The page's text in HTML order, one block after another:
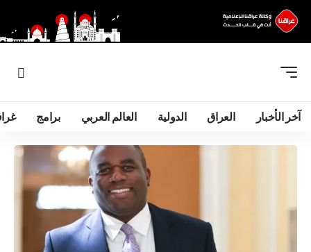
آخر الأخبار العراق الدولية العالم العربي برامج